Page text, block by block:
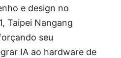
e design no
Taipei Nangang
seu
IA ao hardware de